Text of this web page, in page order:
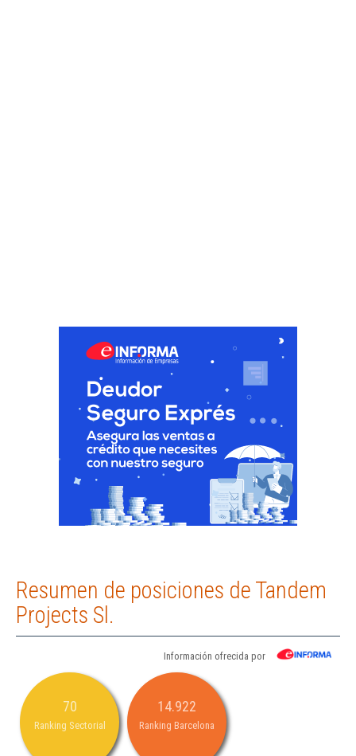
Resumen de posiciones de Tandem
Projects Sl.
Información ofrecida por
70
Ranking Sectorial
14.922
Ranking Barcelona